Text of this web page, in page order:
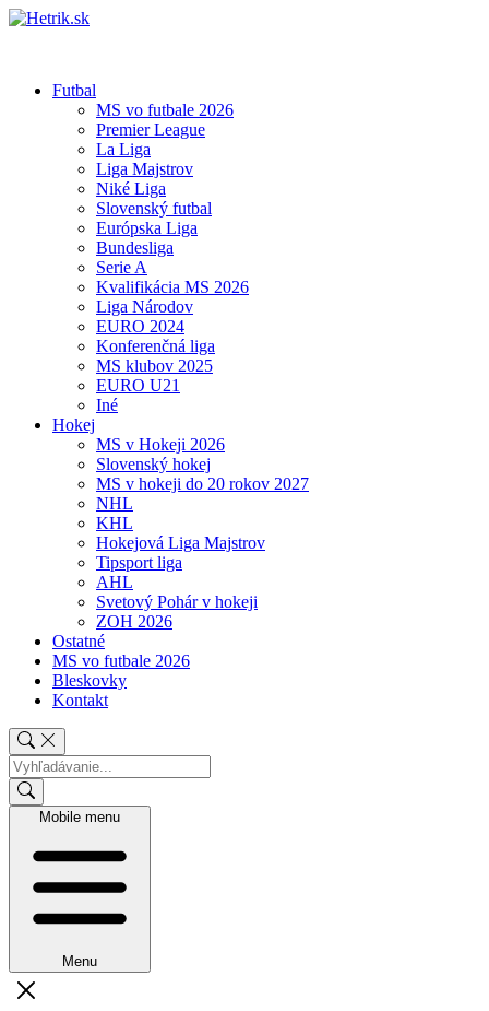
Futbal
MS vo futbale 2026
Premier League
La Liga
Liga Majstrov
Niké Liga
Slovenský futbal
Európska Liga
Bundesliga
Serie A
Kvalifikácia MS 2026
Liga Národov
EURO 2024
Konferenčná liga
MS klubov 2025
EURO U21
Iné
Hokej
MS v Hokeji 2026
Slovenský hokej
MS v hokeji do 20 rokov 2027
NHL
KHL
Hokejová Liga Majstrov
Tipsport liga
AHL
Svetový Pohár v hokeji
ZOH 2026
Ostatné
MS vo futbale 2026
Bleskovky
Kontakt
Mobile menu
Menu